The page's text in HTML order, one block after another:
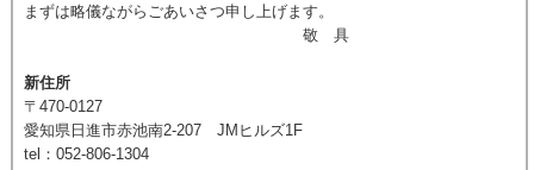
まずは略儀ながらごあいさつ申し上げます。
敬 具
新住所
〒470-0127
愛知県日進市赤池南2-207 JMヒルズ1F
tel：052-806-1304